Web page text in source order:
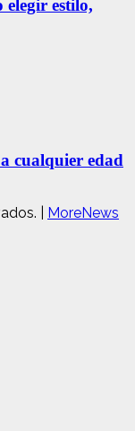
estilo,
cualquier edad
MoreNews